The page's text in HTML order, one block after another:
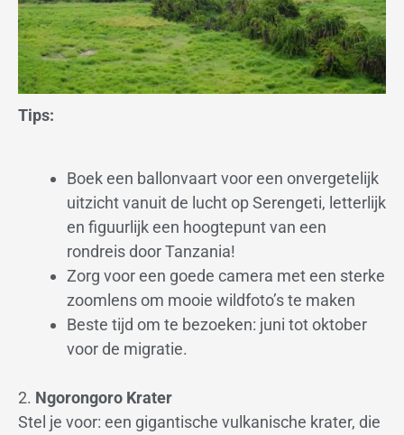
Tips:
Boek een ballonvaart voor een onvergetelijk
uitzicht vanuit de lucht op Serengeti, letterlijk
en figuurlijk een hoogtepunt van een
rondreis door Tanzania!
Zorg voor een goede camera met een sterke
zoomlens om mooie wildfoto’s te maken
Beste tijd om te bezoeken: juni tot oktober
voor de migratie.
2. Ngorongoro Krater
Stel je voor: een gigantische vulkanische krater, die